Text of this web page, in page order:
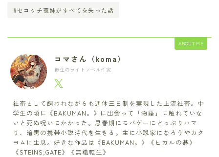
#セコケチ義妹がすべてを失った話
ABOUT ME
コマさん（koma）
野生のライトノベル作家
社畜として飼われながらも週休三日制を実現した上流社畜。中
学生の頃に《BAKUMAN。》に出会って「物語」に触れていな
いと死ぬ呪いにかかった。思春期にモバゲーにどっぷりハマ
り、暗黒の携帯小説時代を生きる。主に小説家になろうやカク
ヨムに生息。好きな作品は《BAKUMAN。》《ヒカルの碁》
《STEINS;GATE》《無職転生》